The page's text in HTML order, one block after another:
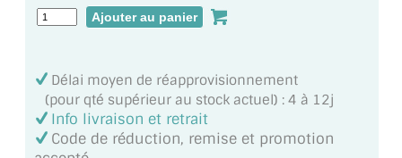
MIROIR POUR SALLE DE SPORT
MIROIR ENCADRÉ
MIROIR TV
Délai moyen de réapprovisionnement
(pour qté supérieur au stock actuel) : 4 à 12j
Info livraison et retrait
Code de réduction, remise et promotion